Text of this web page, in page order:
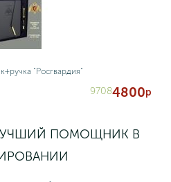
"Росгвардия"
97084800р
ПОМОЩНИК В